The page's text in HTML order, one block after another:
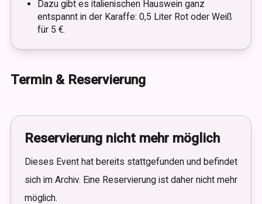
Dazu gibt es italienischen Hauswein ganz
entspannt in der Karaffe: 0,5 Liter Rot oder Weiß
für 5 €.
Termin & Reservierung
Reservierung nicht mehr möglich
Dieses Event hat bereits stattgefunden und befindet
sich im Archiv. Eine Reservierung ist daher nicht mehr
möglich.